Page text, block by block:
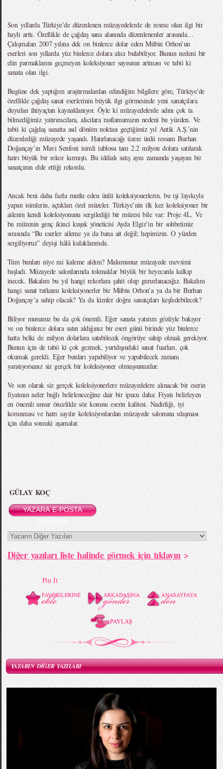
Son yıllarda Türkiye’de düzenlenen müzayedelerde de resme olan ilgi bir
hayli arttı. Özellikle de çağdaş sana alanında düzenlenenler arasında…
Çalışmaları 2007 yılına dek on binlerce dolar eden Mübin Orhon’un
eserleri son yıllarda yüz binlerce dolara alıcı bulabiliyor. Bunun nedeni bir
elin parmaklarını geçmeyen koleksiyoner sayısının artması ve tabii ki
sanata olan ilgi.
Bugüne dek yaptığım araştırmalardan edindiğim bilgilere göre, Türkiye’de
özellikle çağdaş sanat eserlerinin büyük ilgi görmesinde yeni sanatçılara
duyulan ihtiyaçtan kaynaklanıyor. Öyle ki müzayedelerde adını çok ta
bilmediğimiz yatırımcılara, alıcılara rastlamamızın nedeni bu yüzden. Ve
tabii ki çağdaş sanatta asıl dönüm noktası geçtiğimiz yıl Antik A.Ş.’nin
düzenlediği müzayede yaşandı. Hatırlanacağı üzere ünlü ressam Burhan
Doğançay’ın Mavi Senfoni isimli tablosu tam 2.2 milyon dolara satılarak
hatrı büyük bir rekor kırmıştı. Bu iddialı satış aynı zamanda yaşayan bir
sanatçının elde ettiği rekordu.
Ancak beni daha fazla mutlu eden ünlü koleksiyonerlerin, bu işi layıkıyla
yapan isimlerin, açtıkları özel müzeler. Türkiye’nin ilk kez koleksiyoner bir
ailenin kendi koleksiyonunu sergilediği bir müzesi bile var: Proje 4L. Ve
bu müzenin genç ikinci kuşak yöneticisi Ayda Elgiz’in bir sohbetimiz
sırasında “Bu eserler aileme ya da bana ait değil; hepimizin. O yüzden
sergiliyoruz” deyişi hâlâ kulaklarımda.
Tüm bunları niye mi kaleme aldım? Malumunuz müzayede mevsimi
başladı. Müzayede salonlarında tokmaklar büyük bir heyecanla kalkıp
inecek. Bakalım bu yıl hangi rekorlara şahit olup gururlanacağız. Bakalım
hangi sanat tutkunu koleksiyonerler bir Mübin Orhon’a ya da bir Burhan
Doğançay’a sahip olacak? Ya da kimler doğru sanatçıları keşfedebilecek?
Biliyor musunuz bu da çok önemli. Eğer sanata yatırım gözüyle bakıyor
ve on binlerce dolara satın aldığınız bir eseri günü birinde yüz binlerce
hatta belki de milyon dolarlara satabilecek öngörüye sahip olmak gerekiyor.
Bunun için de tabii ki çok gezmek, yurtdışındaki sanat fuarları, çok
okumak gerekli. Eğer bunları yapabiliyor ve yapabilecek zamanı
yaratıyorsanız siz gerçek bir koleksiyoner olmuşsunuzdur.
Ve son olarak siz gerçek koleksiyonerlere müzayedelere alınacak bir eserin
fiyatının neler bağlı belirleneceğine dair bir ipucu daha: Fiyatı belirleyen
en önemli unsur öncelikle söz konusu eserin kalitesi. Nadirliği, iyi
korunması ve hatrı sayılır koleksiyonlardan müzayede salonuna ulaşması
için daha sonraki aşamalar.
GÜLAY KOÇ
YAZARA E-POSTA
Diğer yazıları liste halinde görmek için tıklayın>
Pin It
YAZARIN DİĞER YAZILARI